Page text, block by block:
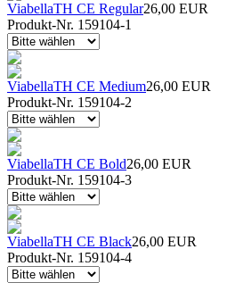
ViabellaTH CE Regular26,00 EUR
Produkt-Nr. 159104-1
ViabellaTH CE Medium26,00 EUR
Produkt-Nr. 159104-2
ViabellaTH CE Bold26,00 EUR
Produkt-Nr. 159104-3
ViabellaTH CE Black26,00 EUR
Produkt-Nr. 159104-4